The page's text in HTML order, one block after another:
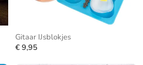
Gitaar IJsblokjes
€ 9,95